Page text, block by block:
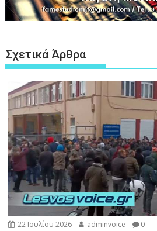
Σχετικά Άρθρα
22 Ιουλίου 2026 adminvoice 0